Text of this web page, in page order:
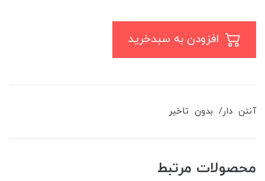
آنتن دار/ بدون تاخیر
محصولات مرتبط